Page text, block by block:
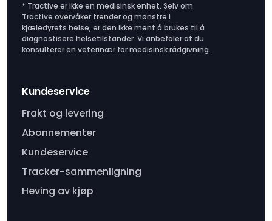
* Tractive er ikke en medisinsk enhet. Selv om
Tractive overvåker trender og mønstre i
kjæledyrets helse, er den ikke ment å brukes til å
diagnostisere helsetilstander. Vi anbefaler at du
konsulterer en veterinær for medisinsk rådgivning.
Kundeservice
Frakt og levering
Abonnementer
Kundeservice
Tracker-sammenligning
Heving av kjøp